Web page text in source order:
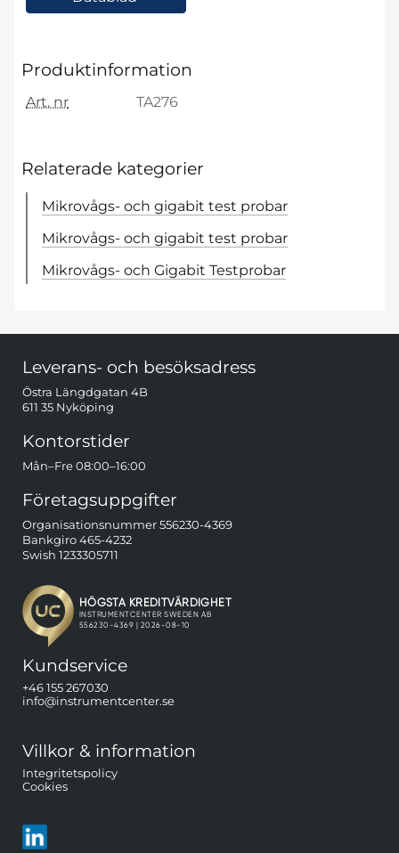
Produktinformation
Art. nr TA276
Relaterade kategorier
Mikrovågs- och gigabit test probar
Mikrovågs- och gigabit test probar
Mikrovågs- och Gigabit Testprobar
Leverans- och besöksadress
Östra Längdgatan 4B
611 35 Nyköping
Kontorstider
Mån–Fre 08:00–16:00
Företagsuppgifter
Organisationsnummer 556230-4369
Bankgiro 465-4232
Swish 1233305711
Kundservice
+46 155 267030
info@instrumentcenter.se
Villkor & information
Integritetspolicy
Cookies